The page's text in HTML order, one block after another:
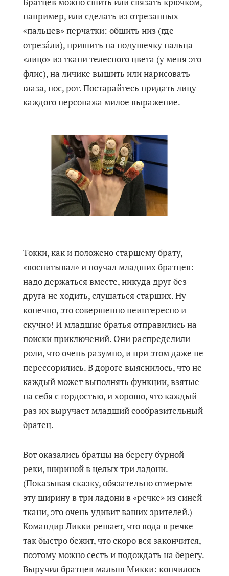
например, или сделать из отрезанных
«пальцев» перчатки: обшить низ (где
отрезáли), пришить на подушечку пальца
«лицо» из ткани телесного цвета (у меня это
флис), на личике вышить или нарисовать
глаза, нос, рот. Постарайтесь придать лицу
каждого персонажа милое выражение.
Токки, как и положено старшему брату,
«воспитывал» и поучал младших братцев:
надо держаться вместе, никуда друг без
друга не ходить, слушаться старших. Ну
конечно, это совершенно неинтересно и
скучно! И младшие братья отправились на
поиски приключений. Они распределили
роли, что очень разумно, и при этом даже не
перессорились. В дороге выяснилось, что не
каждый может выполнять функции, взятые
на себя с гордостью, и хорошо, что каждый
раз их выручает младший сообразительный
братец.
Вот оказались братцы на берегу бурной
реки, шириной в целых три ладони.
(Показывая сказку, обязательно отмерьте
эту ширину в три ладони в «речке» из синей
ткани, это очень удивит ваших зрителей.)
Командир Ликки решает, что вода в речке
так быстро бежит, что скоро вся закончится,
поэтому можно сесть и подождать на берегу.
Выручил братцев малыш Микки: кончилось